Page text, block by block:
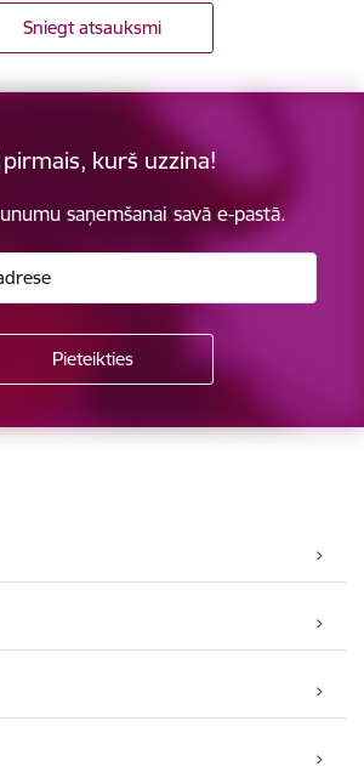
Sniegt atsauksmi
pirmais, kurš uzzina!
saņemšanai savā e-pastā.